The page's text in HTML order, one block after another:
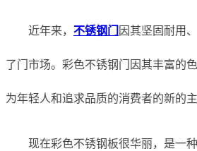
近年来， 不锈钢门 因其坚固耐用
了门市场。彩色不锈钢门因其丰富的
为年轻人和追求品质的消费者的新的主
现在彩色不锈钢板很华丽，是一